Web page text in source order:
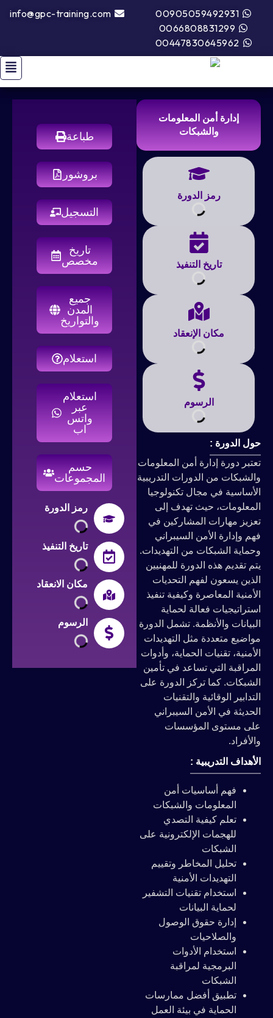
00905059492931
0066808831299
00447830645962
info@gpc-training.com
إدارة أمن المعلومات
والشبكات
رمز الدورة
تاريخ التنفيذ
مكان الإنعقاد
الرسوم
الدورة :
دورة إدارة أمن المعلومات
من الدورات التدريبية
في مجال تكنولوجيا
حيث تهدف إلى
مهارات المشاركين في
وإدارة الأمن السيبراني
الشبكات من التهديدات.
تقديم هذه الدورة للمهنيين
يسعون لفهم التحديات
المعاصرة وكيفية تنفيذ
فعالة لحماية
والأنظمة. تشمل الدورة
متعددة مثل التهديدات
تقنيات الحماية، وأدوات
التي تساعد في تأمين
كما تركز الدورة على
الوقائية والتقنيات
في الأمن السيبراني
مستوى المؤسسات
التدريبية :
فهم أساسيات أمن
المعلومات والشبكات
تعلم كيفية التصدي
للهجمات الإلكترونية على
الشبكات
تحليل المخاطر وتقييم
التهديدات الأمنية
استخدام تقنيات التشفير
لحماية البيانات
إدارة حقوق الوصول
والصلاحيات
استخدام الأدوات
البرمجية لمراقبة
الشبكات
تطبيق أفضل ممارسات
الحماية في بيئة العمل
طباعة
بروشور
التسجيل
تاريخ
مخصص
جميع
المدن
والتواريخ
استعلام
استعلام
واتس
حسم
المجموعات
رمز الدورة
تاريخ التنفيذ
مكان الانعقاد
الرسوم